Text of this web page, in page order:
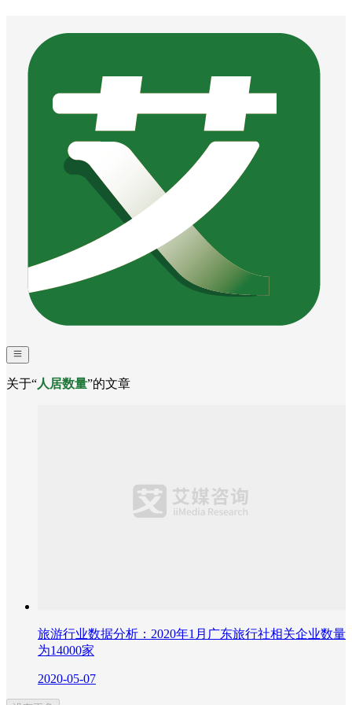
关于“人居数量”的文章
旅游行业数据分析：2020年1月广东旅行社相关企业数量
为14000家
2020-05-07